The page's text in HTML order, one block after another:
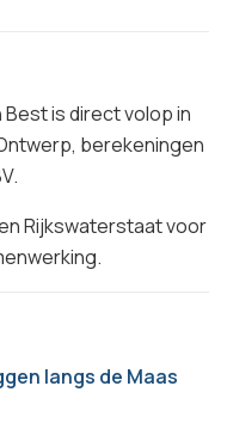
is direct volop in
berekeningen
Rijkswaterstaat voor
langs de Maas